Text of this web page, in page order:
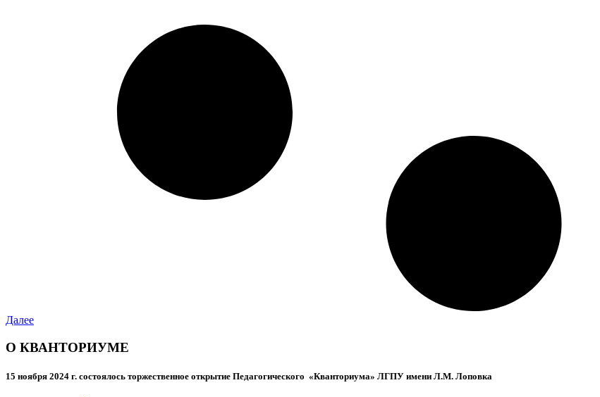
Далее
О КВАНТОРИУМЕ
15 ноября 2024 г. состоялось торжественное открытие Педагогического «Кванториума» ЛГПУ имени Л.М. Лоповка